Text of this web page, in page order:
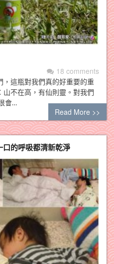
18 comments
，這瓶對我們真的好重要的重
不在高，有仙則靈。對我們
會…
Read More >>
的呼吸都清新乾淨